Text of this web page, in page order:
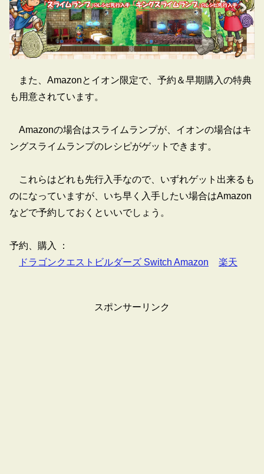
また、Amazonとイオン限定で、予約＆早期購入の特典
も用意されています。
Amazonの場合はスライムランプが、イオンの場合はキ
ングスライムランプのレシピがゲットできます。
これらはどれも先行入手なので、いずれゲット出来るも
のになっていますが、いち早く入手したい場合はAmazon
などで予約しておくといいでしょう。
予約、購入 ：
ドラゴンクエストビルダーズ Switch Amazon
楽天
スポンサーリンク